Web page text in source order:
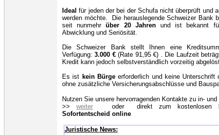
Idealfür jeden der bei der Schufa nicht überprüft und
werden möchte. Die herauslegende Schweizer Bank
seit nunmehrüber 20 Jahrenund ist bekannt
Abwicklung und Seriösität.
Die Schweizer Bank stellt Ihnen eine
Verfügung:3.000 €(Rate 91,95 €) . Die Laufzeit
Kredit kann jedoch selbstverständlich vorzeitig
Es ist kein Bürgeerforderlich und keine Unterschrift
ohne zusätzliche Versicherungsabschlüsse und
Nutzen Sie unsere hervorragenden Kontakte zu in-
>> weiter oder direkt zum kostenlosen
Sofortentscheid online
Juristische News: